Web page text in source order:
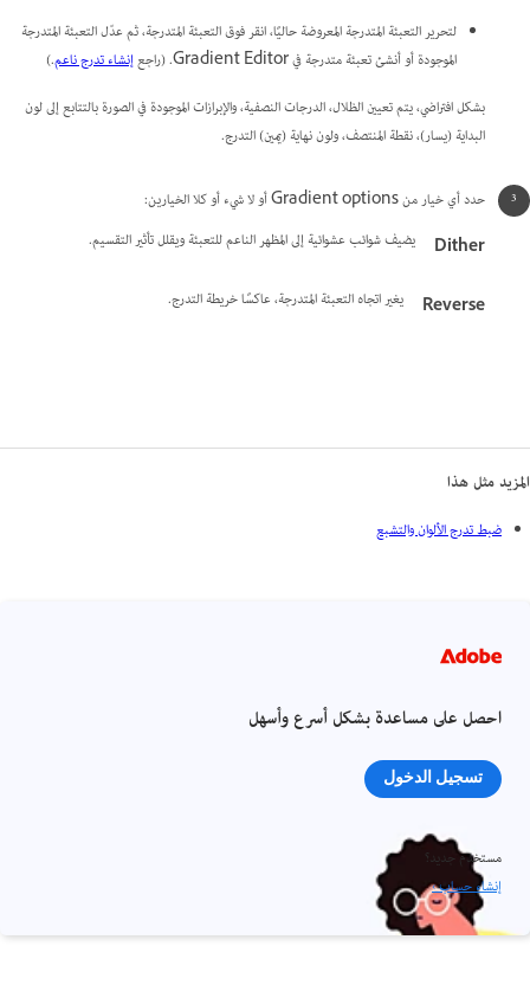
لتحرير التعبئة المتدرجة المعروضة حاليًا، انقر فوق التعبئة المتدرجة، ثم عدّل التعبئة المتدرجة
الموجودة أو أنشئ تعبئة متدرجة في Gradient Editor. (راجع
إنشاء تدرج ناعم.)
بشكل افتراضي، يتم تعيين الظلال، الدرجات النصفية، والإبرازات الموجودة في الصورة بالتتابع إلى لون
البداية (يسار)، نقطة المنتصف، ولون نهاية (يمين) التدرج.
حدد أي خيار من Gradient options أو لا شيء أو كلا الخيارين:
Dither
يضيف شوائب عشوائية إلى المظهر الناعم للتعبئة ويقلل تأثير التقسيم.
Reverse يغير اتجاه التعبئة المتدرجة، عاكسًا خريطة التدرج.
المزيد مثل هذا
ضبط تدرج الألوان والتشبع
احصل على مساعدة بشكل أسرع وأسهل
تسجيل الدخول
مستخدم جديد؟
إنشاء حساب ›